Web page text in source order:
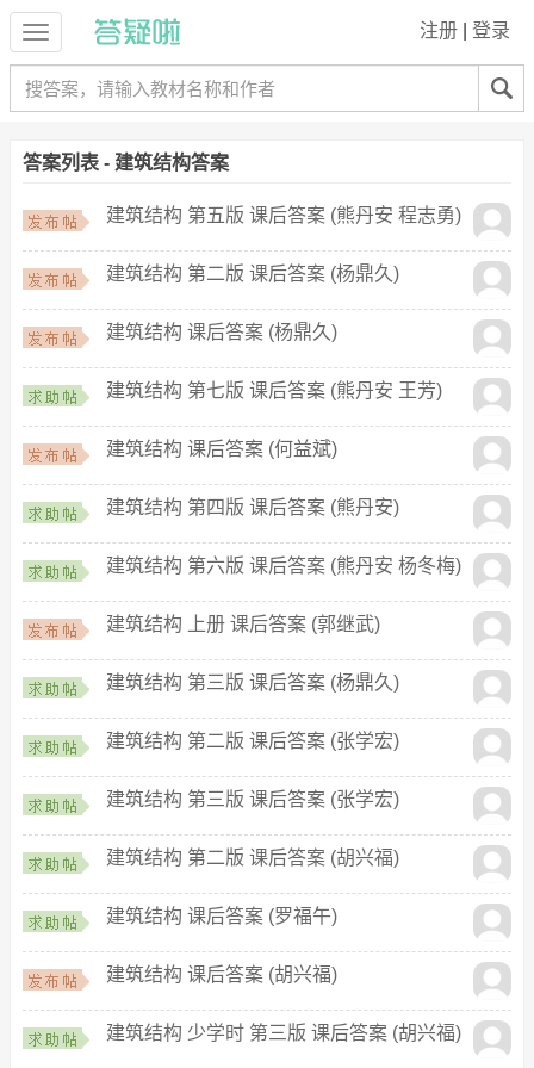
注册 登录
答案列表 - 建筑结构答案
建筑结构 第五版 课后答案 (熊丹安 程志勇)
建筑结构 第二版 课后答案 (杨鼎久)
建筑结构 课后答案 (杨鼎久)
建筑结构 第七版 课后答案 (熊丹安 王芳)
建筑结构 课后答案 (何益斌)
建筑结构 第四版 课后答案 (熊丹安)
建筑结构 第六版 课后答案 (熊丹安 杨冬梅)
建筑结构 上册 课后答案 (郭继武)
建筑结构 第三版 课后答案 (杨鼎久)
建筑结构 第二版 课后答案 (张学宏)
建筑结构 第三版 课后答案 (张学宏)
建筑结构 第二版 课后答案 (胡兴福)
建筑结构 课后答案 (罗福午)
建筑结构 课后答案 (胡兴福)
建筑结构 少学时 第三版 课后答案 (胡兴福)